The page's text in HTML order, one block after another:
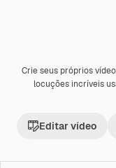
Premium
Crie seus próprios
locuções incríveis
Editar vídeo